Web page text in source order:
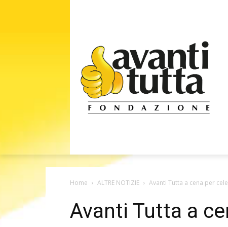
Home ALTRE NOTIZIE Avanti Tutta a cena per
Avanti Tutta a